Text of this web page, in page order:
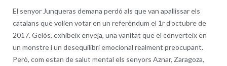
El senyor Junqueras demana perdó als que van apallissar els
catalans que volien votar en un referèndum el 1r d’octubre de
2017. Gelós, exhibeix enveja, una vanitat que el converteix en
un monstre i un desequilibri emocional realment preocupant.
Però, com estan de salut mental els senyors Aznar, Zaragoza,